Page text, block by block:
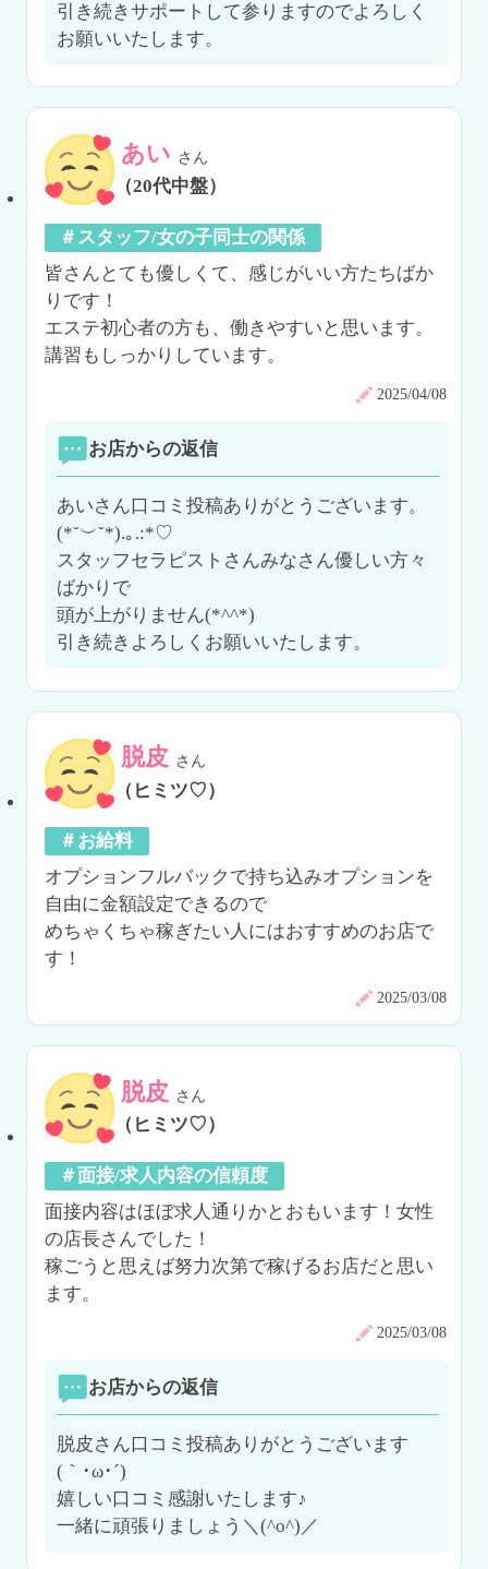
引き続きサポートして参りますのでよろしく
お願いいたします。
あい さん
（20代中盤）
＃スタッフ/女の子同士の関係
皆さんとても優しくて、感じがいい方たちばか
りです！
エステ初心者の方も、働きやすいと思います。
講習もしっかりしています。
2025/04/08
お店からの返信
あいさん口コミ投稿ありがとうございます。
(*˘︶˘*).｡.:*♡
スタッフセラピストさんみなさん優しい方々
ばかりで
頭が上がりません(*^^*)
引き続きよろしくお願いいたします。
脱皮 さん
（ヒミツ♡）
＃お給料
オプションフルバックで持ち込みオプションを
自由に金額設定できるので
めちゃくちゃ稼ぎたい人にはおすすめのお店で
す！
2025/03/08
脱皮 さん
（ヒミツ♡）
＃面接/求人内容の信頼度
面接内容はほぼ求人通りかとおもいます！女性
の店長さんでした！
稼ごうと思えば努力次第で稼げるお店だと思い
ます。
2025/03/08
お店からの返信
脱皮さん口コミ投稿ありがとうございます
(｀･ω･´)ゞ
嬉しい口コミ感謝いたします♪
一緒に頑張りましょう＼(^o^)／